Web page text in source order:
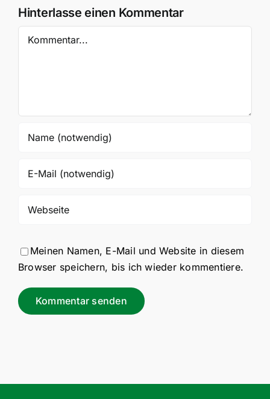
Hinterlasse einen Kommentar
Meinen Namen, E-Mail und Website in diesem
Browser speichern, bis ich wieder kommentiere.